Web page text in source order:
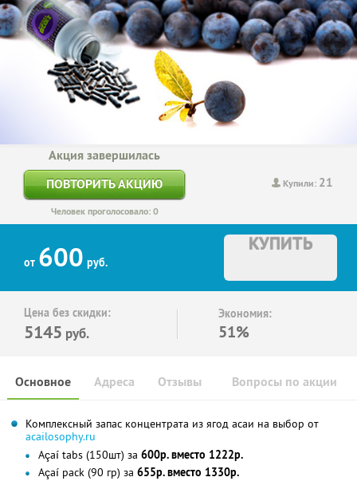
Купили: 21
Акция завершилась
ПОВТОРИТЬ АКЦИЮ
Человек проголосовало: 0
от 600 руб.
КУПИТЬ
Цена без скидки:
5145 руб.
Экономия:
51%
Основное Отзывы Вопросы по акции
Адреса
Комплексный запас концентрата из ягод асаи на выбор от
acailosophy.ru
Açaí tabs (150шт) за 600р. вместо 1222р.
Açaí pack (90 гр) за 655р. вместо 1330р.